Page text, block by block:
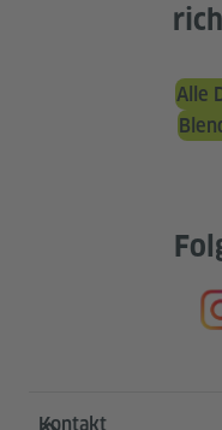
Alle
Service- und
Kontakt